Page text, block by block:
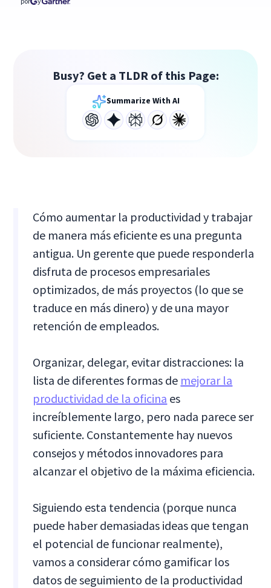
Busy? Get a TLDR of this Page:
Summarize With AI
Cómo aumentar la productividad y trabajar
de manera más eficiente es una pregunta
antigua. Un gerente que puede responderla
disfruta de procesos empresariales
optimizados, de más proyectos (lo que se
traduce en más dinero) y de una mayor
retención de empleados.
Organizar, delegar, evitar distracciones: la
lista de diferentes formas de mejorar la
productividad de la oficina es
increíblemente largo, pero nada parece ser
suficiente. Constantemente hay nuevos
consejos y métodos innovadores para
alcanzar el objetivo de la máxima eficiencia.
Siguiendo esta tendencia (porque nunca
puede haber demasiadas ideas que tengan
el potencial de funcionar realmente),
vamos a considerar cómo gamificar los
datos de seguimiento de la productividad